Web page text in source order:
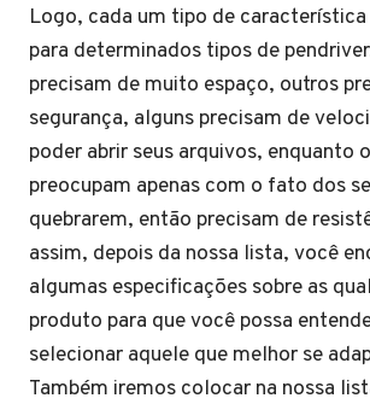
Logo, cada um tipo de característica
para determinados tipos de
precisam de muito espaço, outros
segurança, alguns precisam de
poder abrir seus arquivos, enquanto
preocupam apenas com o fato dos
quebrarem, então precisam de
assim, depois da nossa lista, você
algumas especificações sobre as
produto para que você possa
selecionar aquele que melhor se
Também iremos colocar na nossa